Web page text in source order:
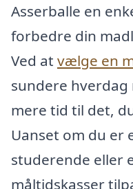
Asserballe en
forbedre din
Ved at vælge en
sundere hverdag
mere tid til det,
Uanset om du er
studerende eller
måltidskasser